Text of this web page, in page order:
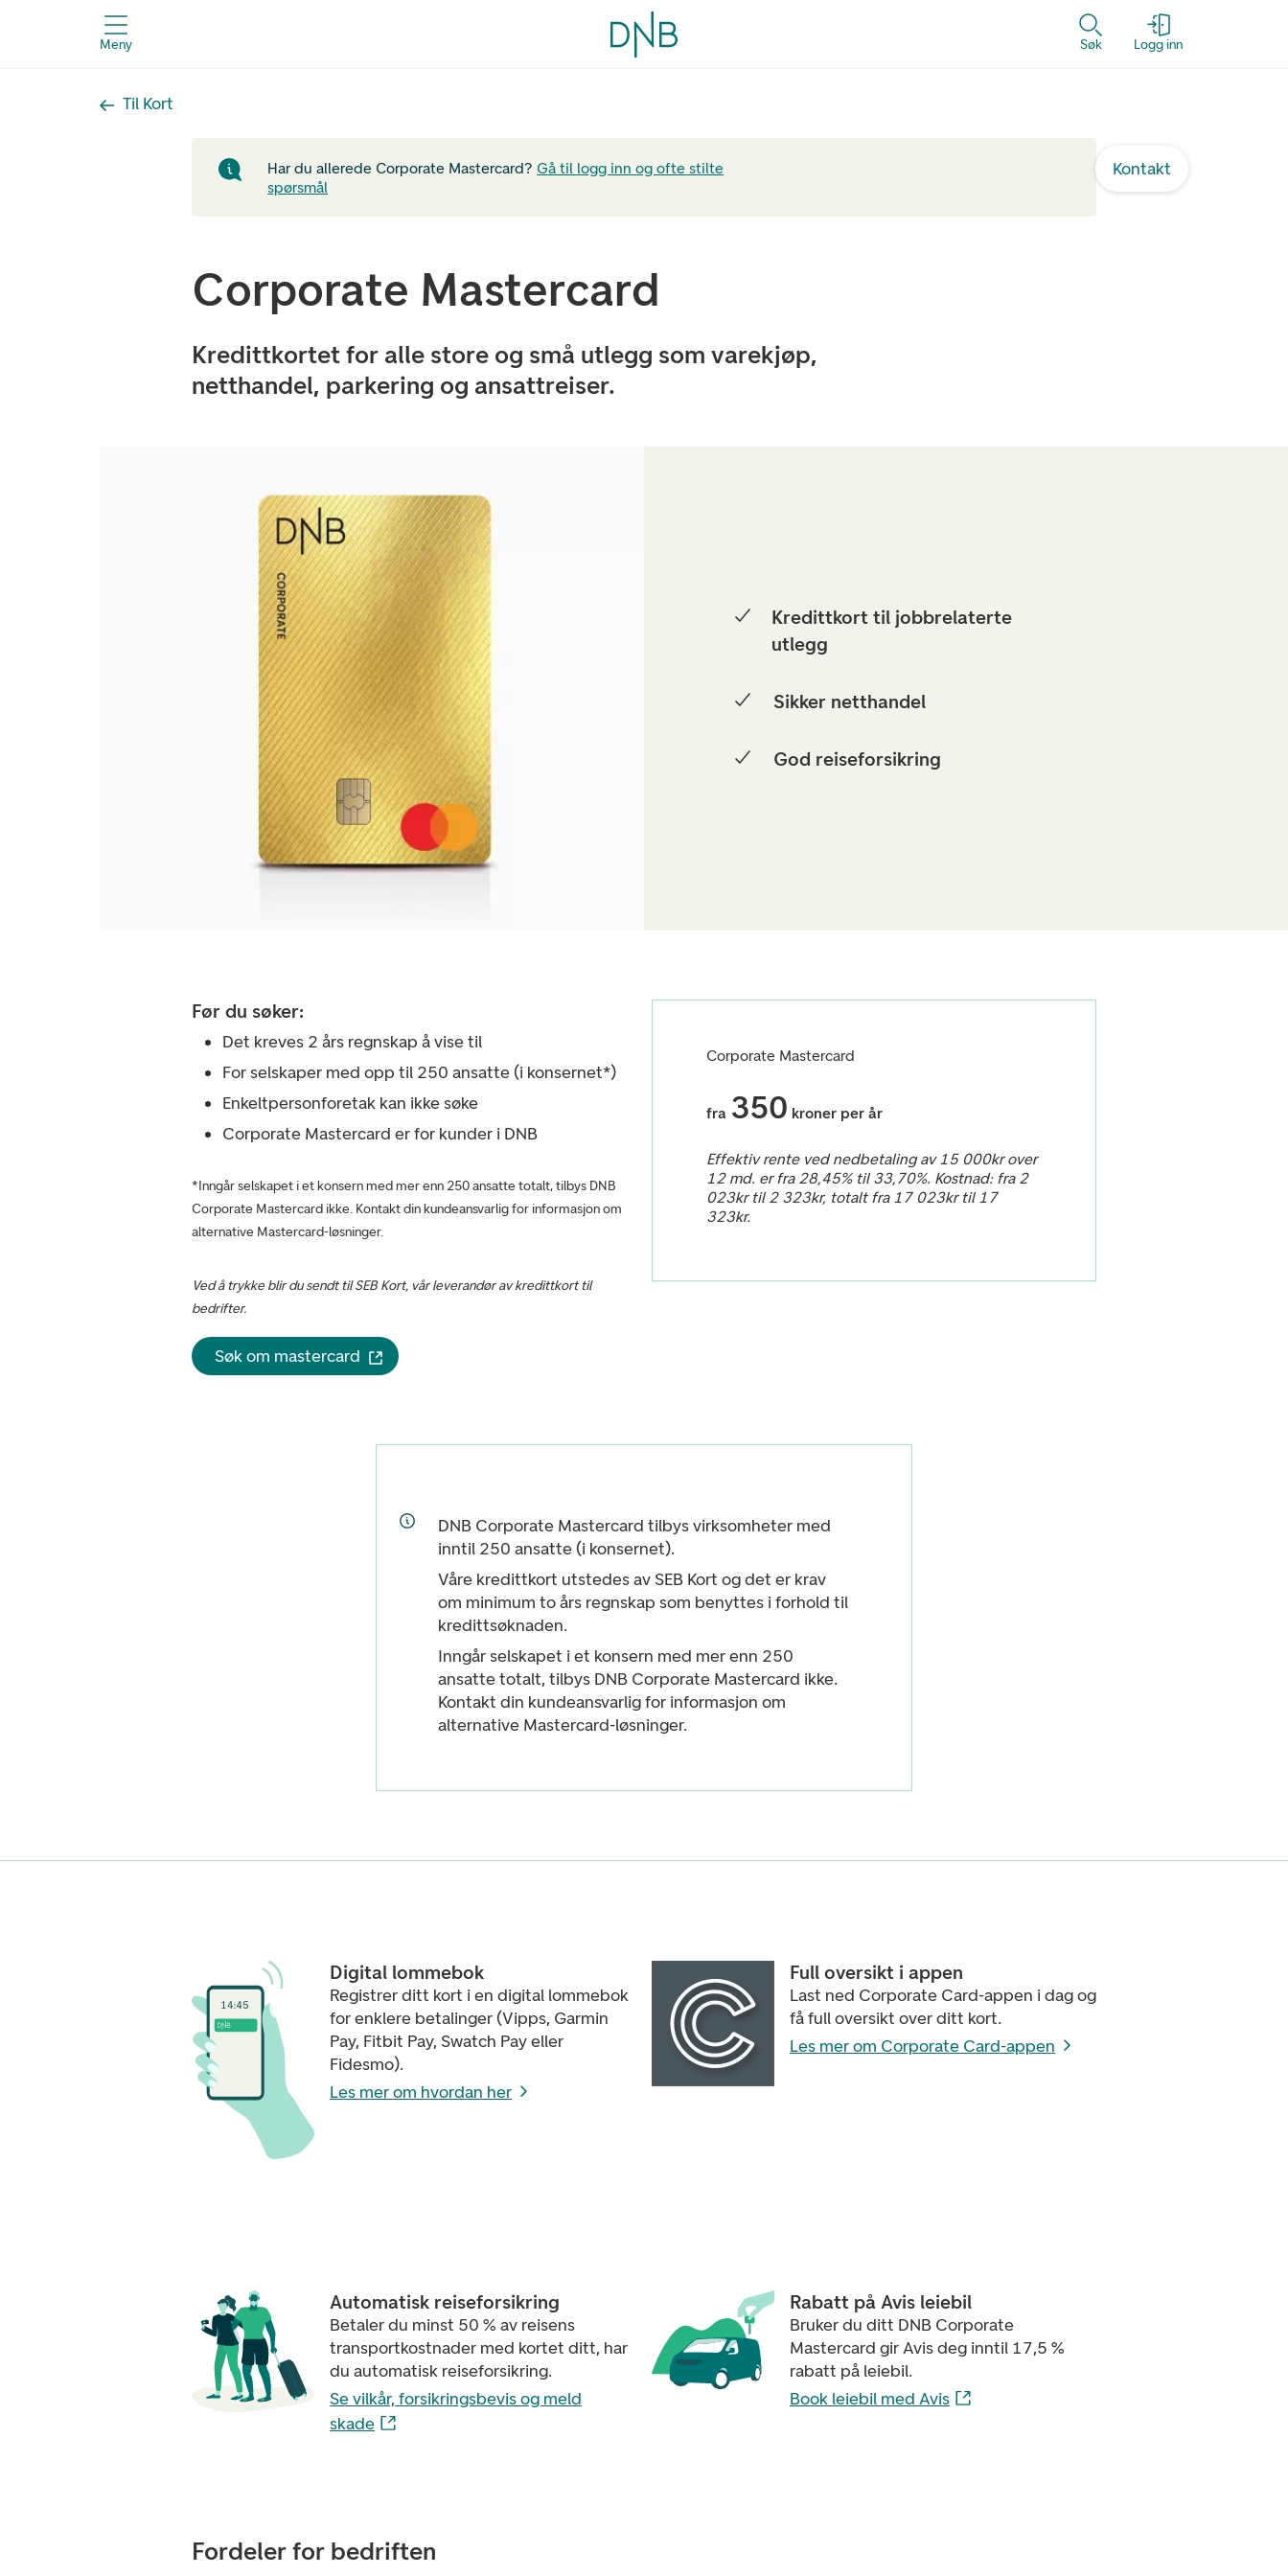
Meny Søk Logg inn
Til Kort
Kontakt
Har du allerede Corporate Mastercard? Gå til logg inn og ofte stilte
spørsmål
Corporate Mastercard
Kredittkortet for alle store og små utlegg som varekjøp,
netthandel, parkering og ansattreiser.
Kredittkort til jobbrelaterte
utlegg
Sikker netthandel
God reiseforsikring
Corporate Mastercard
fra 350 kroner per år
Effektiv rente ved nedbetaling av 15 000kr over
12 md. er fra 28,45% til 33,70%. Kostnad: fra 2
023kr til 2 323kr, totalt fra 17 023kr til 17
323kr.
Før du søker:
Det kreves 2 års regnskap å vise til
For selskaper med opp til 250 ansatte (i konsernet*)
Enkeltpersonforetak kan ikke søke
Corporate Mastercard er for kunder i DNB
*Inngår selskapet i et konsern med mer enn 250 ansatte totalt, tilbys DNB
Corporate Mastercard ikke. Kontakt din kundeansvarlig for informasjon om
alternative Mastercard-løsninger.
Ved å trykke blir du sendt tilSEB Kort, vår leverandør av kredittkort til
bedrifter.
Søk om mastercard
DNB Corporate Mastercard tilbys virksomheter med
inntil 250 ansatte (i konsernet).
Våre kredittkort utstedes av SEB Kort og det er krav
om minimum to års regnskap som benyttes i forhold til
kredittsøknaden.
Inngår selskapet i et konsern med mer enn 250
ansatte totalt, tilbys DNB Corporate Mastercard ikke.
Kontakt din kundeansvarlig for informasjon om
alternative Mastercard-løsninger.
Digital lommebok
Registrer ditt kort i en digital lommebok
for enklere betalinger (Vipps, Garmin
Pay, Fitbit Pay, Swatch Pay eller
Fidesmo).
Les mer om hvordan her
Full oversikt i appen
Last ned Corporate Card-appen i dag og
få full oversikt over ditt kort.
Les mer om Corporate Card-appen
Automatisk reiseforsikring
Betaler du minst 50 % av reisens
transportkostnader med kortet ditt, har
du automatisk reiseforsikring.
Se vilkår, forsikringsbevis og meld
skade
Rabatt på Avis leiebil
Bruker du ditt DNB Corporate
Mastercard gir Avis deg inntil 17,5 %
rabatt på leiebil.
Book leiebil med Avis
Fordeler for bedriften